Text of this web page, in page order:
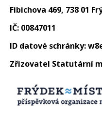
Fibichova 469, 738 01
IČ: 00847011
ID datové schránky:
Zřizovatel Statutární